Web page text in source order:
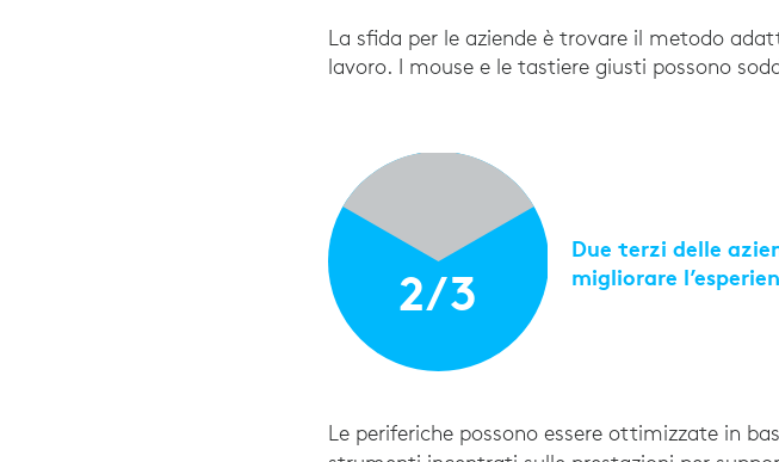
La sfida per le aziende è trovare il metodo
lavoro. I mouse e le tastiere giusti possono
2/3
Due terzi delle
migliorare
Le periferiche possono essere ottimizzate in